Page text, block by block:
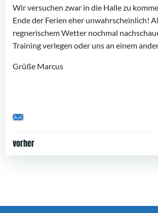
Wir versuchen zwar in die Halle zu
Ende der Ferien eher unwahrscheinlich!
regnerischem Wetter nochmal
Training verlegen oder uns an einem
Grüße Marcus
Share by Email
Post
vorher
Post